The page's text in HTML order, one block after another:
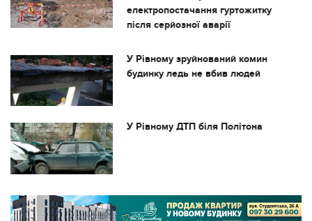
електропостачання гуртожитку
після серйозної аварії
У Рівному зруйнований комин
будинку ледь не вбив людей
У Рівному ДТП біля Політона